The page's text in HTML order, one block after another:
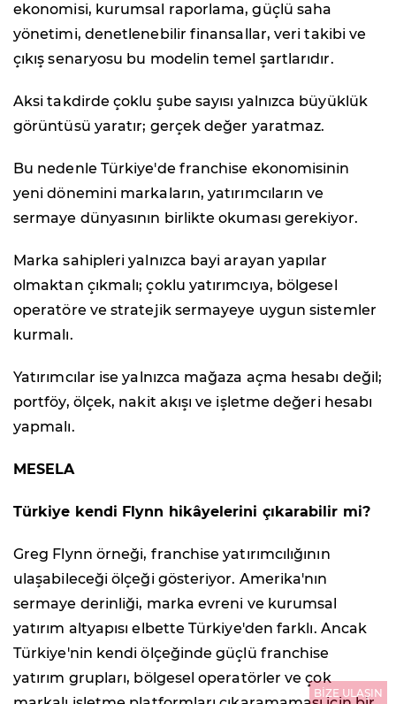
ekonomisi, kurumsal raporlama, güçlü saha
yönetimi, denetlenebilir finansallar, veri takibi ve
çıkış senaryosu bu modelin temel şartlarıdır.
Aksi takdirde çoklu şube sayısı yalnızca büyüklük
görüntüsü yaratır; gerçek değer yaratmaz.
Bu nedenle Türkiye'de franchise ekonomisinin
yeni dönemini markaların, yatırımcıların ve
sermaye dünyasının birlikte okuması gerekiyor.
Marka sahipleri yalnızca bayi arayan yapılar
olmaktan çıkmalı; çoklu yatırımcıya, bölgesel
operatöre ve stratejik sermayeye uygun sistemler
kurmalı.
Yatırımcılar ise yalnızca mağaza açma hesabı değil;
portföy, ölçek, nakit akışı ve işletme değeri hesabı
yapmalı.
MESELA
Türkiye kendi Flynn hikâyelerini çıkarabilir mi?
Greg Flynn örneği, franchise yatırımcılığının
ulaşabileceği ölçeği gösteriyor. Amerika'nın
sermaye derinliği, marka evreni ve kurumsal
yatırım altyapısı elbette Türkiye'den farklı. Ancak
Türkiye'nin kendi ölçeğinde güçlü franchise
yatırım grupları, bölgesel operatörler ve çok
BİZE ULAŞIN